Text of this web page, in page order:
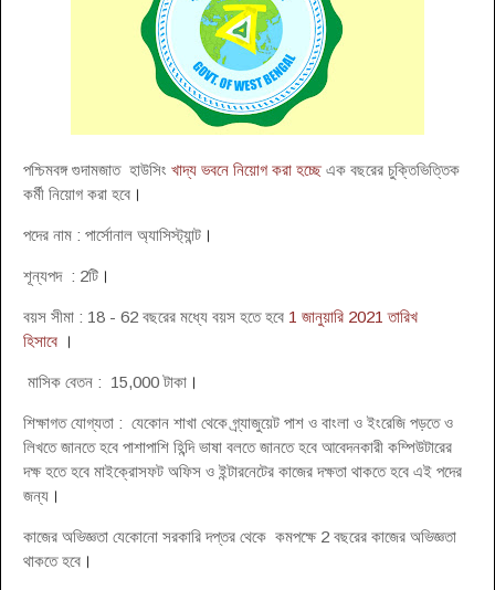
পশ্চিমবঙ্গ গুদামজাত হাউসিং খাদ্য ভবনে নিয়োগ করা হচ্ছে এক বছরের চুক্তিভিত্তিক
কর্মী নিয়োগ করা হবে ।
পদের নাম : পার্সোনাল অ্যাসিস্ট্যান্ট ।
শূন্যপদ : 2টি ।
বয়স সীমা : 18 - 62 বছরের মধ্যে বয়স হতে হবে 1 জানুয়ারি 2021 তারিখ
হিসাবে ।
মাসিক বেতন : 15,000 টাকা ।
শিক্ষাগত যোগ্যতা : যেকোন শাখা থেকে গ্র্যাজুয়েট পাশ ও বাংলা ও ইংরেজি পড়তে ও
লিখতে জানতে হবে পাশাপাশি হিন্দি ভাষা বলতে জানতে হবে আবেদনকারী কম্পিউটারের
দক্ষ হতে হবে মাইক্রোসফট অফিস ও ইন্টারনেটের কাজের দক্ষতা থাকতে হবে এই পদের
জন্য ।
কাজের অভিজ্ঞতা যেকোনো সরকারি দপ্তর থেকে কমপক্ষে 2 বছরের কাজের অভিজ্ঞতা
থাকতে হবে ।